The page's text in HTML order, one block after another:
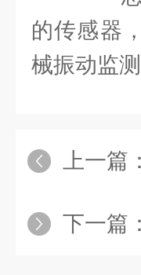
的传感器
械振动监
上一篇：
下一篇：